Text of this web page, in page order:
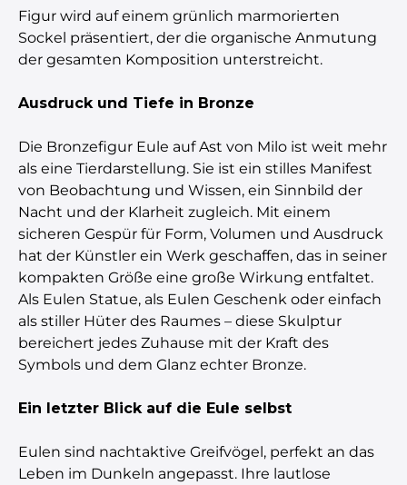
Figur wird auf einem grünlich marmorierten
Sockel präsentiert, der die organische Anmutung
der gesamten Komposition unterstreicht.
Ausdruck und Tiefe in Bronze
Die Bronzefigur Eule auf Ast von Milo ist weit mehr
als eine Tierdarstellung. Sie ist ein stilles Manifest
von Beobachtung und Wissen, ein Sinnbild der
Nacht und der Klarheit zugleich. Mit einem
sicheren Gespür für Form, Volumen und Ausdruck
hat der Künstler ein Werk geschaffen, das in seiner
kompakten Größe eine große Wirkung entfaltet.
Als Eulen Statue, als Eulen Geschenk oder einfach
als stiller Hüter des Raumes – diese Skulptur
bereichert jedes Zuhause mit der Kraft des
Symbols und dem Glanz echter Bronze.
Ein letzter Blick auf die Eule selbst
Eulen sind nachtaktive Greifvögel, perfekt an das
Leben im Dunkeln angepasst. Ihre lautlose